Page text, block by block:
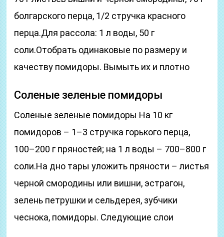
болгарского перца, 1/2 стручка красного
перца.Для рассола: 1 л воды, 50 г
соли.Отобрать одинаковые по размеру и
качеству помидоры. Вымыть их и плотно
Соленые зеленые помидоры
Соленые зеленые помидоры На 10 кг
помидоров – 1–3 стручка горького перца,
100–200 г пряностей; на 1 л воды – 700–800 г
соли.На дно тары уложить пряности – листья
черной смородины или вишни, эстрагон,
зелень петрушки и сельдерея, зубчики
чеснока, помидоры. Следующие слои